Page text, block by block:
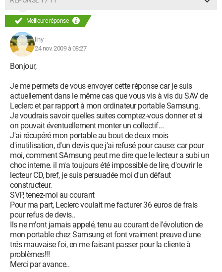
lecture indiquait à nouveau "changement du bloc graveur"!
J'avais pris la précaution de faire constater que mes dvd
étaient neufs (en parfait état) , sans rayure, mais au retour, ils
étaient rayés (ce que j'ai fait constater et inscrire sur la fiche)
Je constate qu'à chaque intervention auprès du SAV, la fiche
d'enregistrement de la réclamation n'inscrit que la première
phrase du motif de la réclamation, le reste n'est pas inscrit
dans la fiche, de telle sorte que cette fiche ne permet pas de
prouver quel était le problème signalé. Cependant lors de la
réclamation, la personne qui est à l'accueil du SAV enregistre
mes arguments dans l'ordinateur et cet enregistrement est
censé être adressé au centre de réparation de ...., mais lorsque
la copie de la fiche d'enregistrement m'est remise, le texte a
disparu ! La ficelle est grossière ! De cette façon, le Centre
Leclerc supprime toute possibilité de recours juridique à
échéance de la garantie ! Autre constat la fiche de réparation
remise au retour de l'appareil (supposé avoir été réparé)
n'indique pas le délai durant lequel l'appareil est resté en
réparation. il enregistre la date de dépôt, mais pas la date de
retour. Sur un an, j'ai perdu 3 mois de fonctionnement.
A la question que va-til se passer à échéance de ma garantie,
si Leclerc poursuit cette comédie du changement de bloc
graveur sans résultat réel, l'employée du SAV me répond, "je
n'en sais rien, c'est le service réparation qui en décidera" ! - "Et
ma garantie, ça vaut quoi?" leur ai-je répondu ? - "c'est eux qui
Meilleure réponse
liny
24 nov. 2009 à 08:27
Bonjour,
Je me permets de vous envoyer cette réponse car je suis
actuellement dans le même cas que vous vis à vis du SAV de
Leclerc et par rapport à mon ordinateur portable Samsung.
Je voudrais savoir quelles suites comptez-vous donner et si
on pouvait éventuellement monter un collectif...
J'ai récupéré mon portable au bout de deux mois
d'inutilisation, d'un devis que j'ai refusé pour cause: car pour
moi, comment SAmsung peut me dire que le lecteur a subi un
choc interne. il m'a toujours été impossible de lire, d'ouvrir le
lecteur CD, bref, je suis persuadée moi d'un défaut
constructeur.
SVP, tenez-moi au courant
Pour ma part, Leclerc voulait me facturer 36 euros de frais
pour refus de devis..
Ils ne m'ont jamais appelé, tenu au courant de l'évolution de
mon portable chez Samsung et font vraiment preuve d'une
trés mauvaise foi, en me faisant passer pour la cliente à
problèmes!!!
Merci par avance..